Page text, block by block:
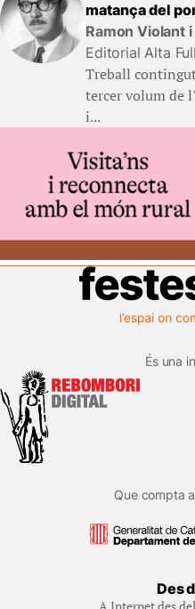
matança del
Ramon Violant
Editorial Alta
Treball
tercer volum de
i...
És una
Que compta
Des